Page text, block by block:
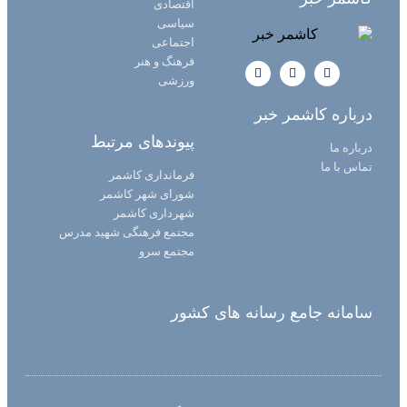
اقتصادی
سیاسی
اجتماعی
فرهنگ و هنر
ورزشی
درباره کاشمر خبر
درباره ما
تماس با ما
پیوندهای مرتبط
فرمانداری کاشمر
شورای شهر کاشمر
شهرداری کاشمر
مجتمع فرهنگی شهید مدرس
مجتمع سرو
سامانه جامع رسانه های کشور